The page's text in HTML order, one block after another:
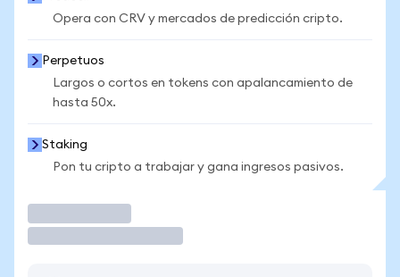
Opera con CRV y mercados de predicción cripto.
Perpetuos
Largos o cortos en tokens con apalancamiento de
hasta 50x.
Staking
Pon tu cripto a trabajar y gana ingresos pasivos.